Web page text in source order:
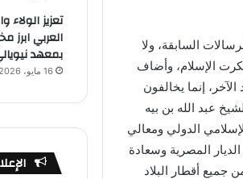
السابقة، ولا
الإسلام، وأضاف
إنما يخالفون
عبد الله بن بيه
الدولي ومعالي
المصرية وسعادة
جميع أقطار البلاد
تعزيز الولاء
العربي ابرز
بمعهد
16 مايو، 2026